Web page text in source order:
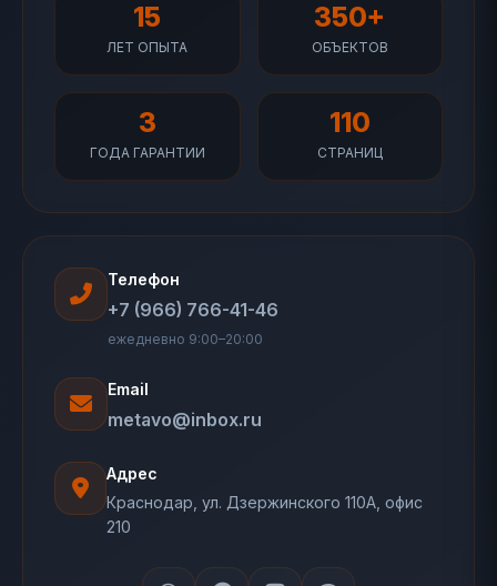
15
ЛЕТ ОПЫТА
350+
ОБЪЕКТОВ
3
ГОДА ГАРАНТИИ
110
СТРАНИЦ
Телефон
+7 (966) 766-41-46
ежедневно 9:00–20:00
Email
metavo@inbox.ru
Адрес
Краснодар, ул. Дзержинского 110А, офис
210